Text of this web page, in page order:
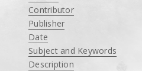
Contributor
Publisher
Date
Subject and Keywords
Description